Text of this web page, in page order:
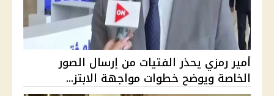
أمير رمزي يحذر الفتيات من إرسال الصور
الخاصة ويوضح خطوات مواجهة الابتز...